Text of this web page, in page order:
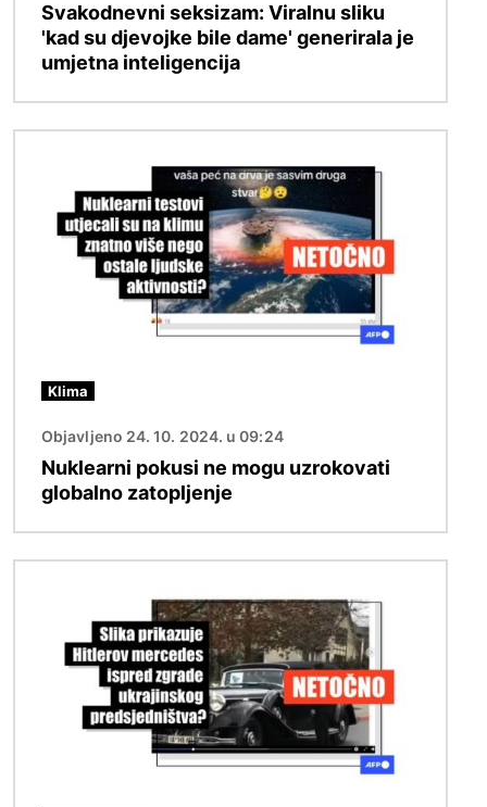
Svakodnevni seksizam: Viralnu sliku
'kad su djevojke bile dame' generirala je
umjetna inteligencija
Klima
Objavljeno 24. 10. 2024. u 09:24
Nuklearni pokusi ne mogu uzrokovati
globalno zatopljenje